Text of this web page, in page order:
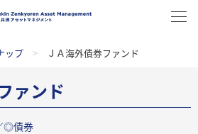
ップ > ＪＡ海外債券ファンド
ァンド
◎債券